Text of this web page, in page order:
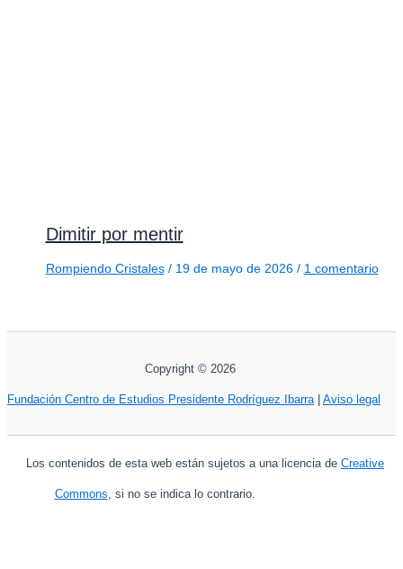
Dimitir por mentir
Rompiendo Cristales/ 19 de mayo de 2026 / 1 comentario
Copyright © 2026
Fundación Centro de Estudios Presidente Rodríguez Ibarra| Aviso legal
Los contenidos de esta web están sujetos a una licencia de Creative
Commons, si no se indica lo contrario.